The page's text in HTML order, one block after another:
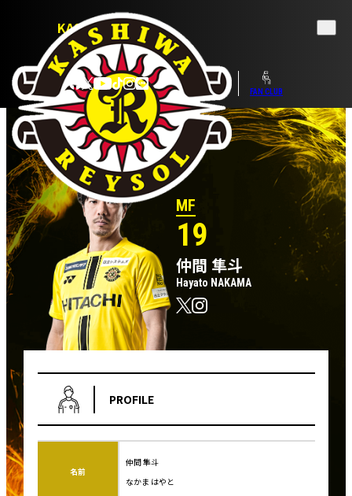
KASHIWA REYSOL
OFFICIAL WEBSITE
TICKET SHOP FAN CLUB
MF
19
仲間 隼斗
Hayato NAKAMA
PROFILE
名前
仲間 隼斗
なかま はやと